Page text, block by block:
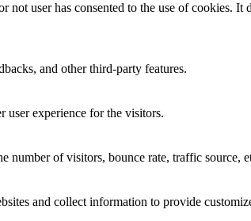
user has consented to the use of cookies. It
and other third-party features.
user experience for the visitors.
number of visitors, bounce rate, traffic source,
and collect information to provide